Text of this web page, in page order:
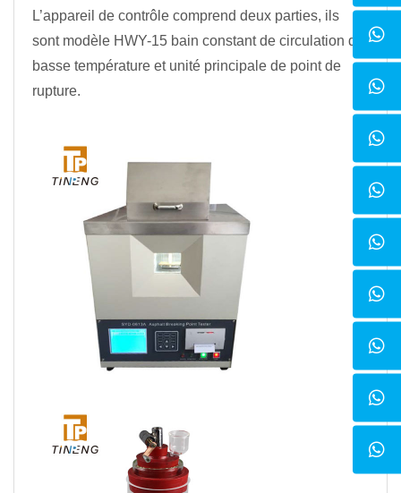
L’appareil de contrôle comprend deux parties, ils
sont modèle HWY-15 bain constant de circulation de
basse température et unité principale de point de
rupture.